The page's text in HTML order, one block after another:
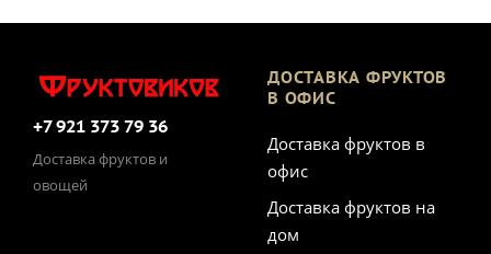
+7 921 373 79 36
Доставка фруктов и
овощей
ДОСТАВКА ФРУКТОВ
В ОФИС
Доставка фруктов в
офис
Доставка фруктов на
дом